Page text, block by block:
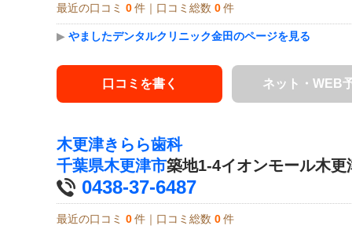
最近の口コミ 0 件｜口コミ総数 0 件
▶ やましたデンタルクリニック金田のページを見る
口コミを書く ネット・WEB
木更津きらら歯科
千葉県木更津市築地1-4イオンモール木更
0438-37-6487
最近の口コミ 0 件｜口コミ総数 0 件